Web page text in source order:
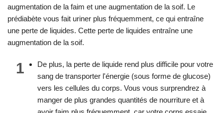
augmentation de la faim et une augmentation de la soif. Le
prédiabète vous fait uriner plus fréquemment, ce qui entraîne
une perte de liquides. Cette perte de liquides entraîne une
augmentation de la soif.
1
De plus, la perte de liquide rend plus difficile pour votre
sang de transporter l'énergie (sous forme de glucose)
vers les cellules du corps. Vous vous surprendrez à
manger de plus grandes quantités de nourriture et à